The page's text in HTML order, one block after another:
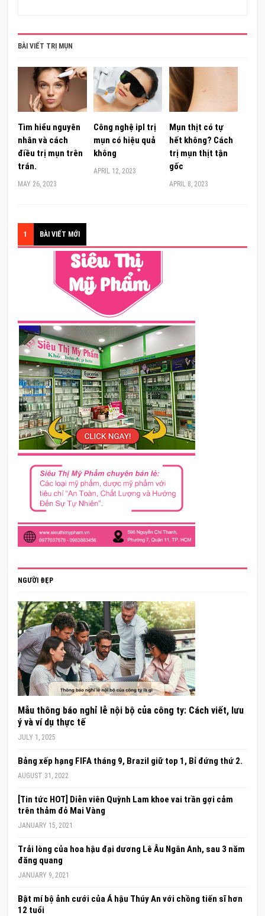
BÀI VIẾT TRỊ MỤN
Tìm hiểu nguyên
nhân và cách
điều trị mụn trên
trán.
MAY 26, 2023
Công nghệ ipl trị
mụn có hiệu quả
không
APRIL 12, 2023
Mụn thịt có tự
hết không? Cách
trị mụn thịt tận
gốc
APRIL 8, 2023
1 BÀI VIẾT MỚI
NGƯỜI ĐẸP
Mẫu thông báo nghỉ lễ nội bộ của công ty: Cách viết, lưu
ý và ví dụ thực tế
JULY 1, 2025
Bảng xếp hạng FIFA tháng 9, Brazil giữ top 1, Bỉ đứng thứ 2.
AUGUST 31, 2022
[Tin tức HOT] Diễn viên Quỳnh Lam khoe vai trần gợi cảm
trên thảm đỏ Mai Vàng
JANUARY 15, 2021
Trải lòng của hoa hậu đại dương Lê Âu Ngân Anh, sau 3 năm
đăng quang
JANUARY 9, 2021
Bật mí bộ ảnh cưới của Á hậu Thúy An với chồng tiến sĩ hơn
12 tuổi